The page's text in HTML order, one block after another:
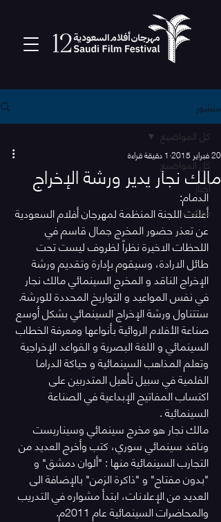
منشور
كل المواضيع
أخبار
مقالات
كل المواضيع
مالك نجار يدير ورشة الإخراج
20 فبراير 2015 1 دقيقة قراءة
الدمام:
أعلنت اللجنة المنظمة لمهرجان أفلام السعودية
عن تعذر حضور المخرج جمال قاسم في
اللحظات الاخيرة نظراً لظروف ليست تحت
طائل الارادة، وسيقوم بإدارة وتقديم ورشة
الإخراج الناقد و المخرج السينمائي مالك نجار
في نفس المواعيد و التواريخ المحددة للورشة.
ستتناول ورشة الإخراج السينمائي بشكل أوسع
صناعة الأفلام الروائية بأنواعها ومعرفة الخطاب
السينمائي و اللغة البصرية و القواعد الإخراجية
وتعلم المذاهب السينمائية و حياكة الدراما
الفلمية في سبيل تأهيل المتدربين على
اكتساب المفاتيح الإبداعية في الصناعة
السينمائية .
مالك نجار هو مخرج سينمائي وسيناريست
وناقد سينمائي سوري، كتب وأخرج العديد من
التجارب السينمائية منها : "ألوان دمشق" و
"بدون مفتاح" و "ذاكرة الزمن" بالإضافة الى
العديد من الإعلانات، ابتدأ مشواره في التدريب
والمحاضرات السينمائية عام 2011م.